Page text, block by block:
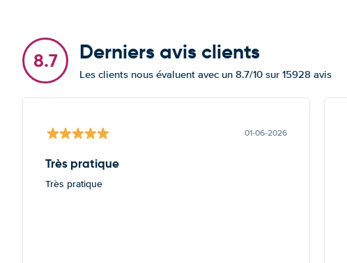
8.7 Derniers avis clients
Les clients nous évaluent avec un 8.7/10 sur 15928 avis
01-06-2026
Très pratique
Très pratique